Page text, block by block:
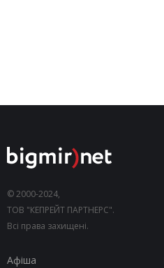
© 2000-2024,
ТОВ "КЕПРЕЙТ ПАРТНЕРС".
Всі права захищені.
Афіша